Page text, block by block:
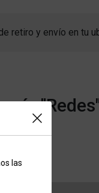
las
retiro y envío en tu